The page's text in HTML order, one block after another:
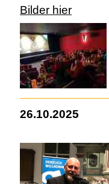
Bilder hier
26.10.2025